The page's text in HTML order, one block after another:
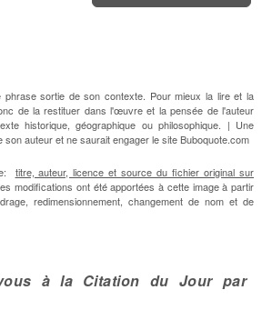
sortie de son contexte. Pour mieux la lire et la
de la restituer dans l'œuvre et la pensée de l'auteur
historique, géographique ou philosophique. | Une
son auteur et ne saurait engager le site Buboquote.com
titre, auteur, licence et source du fichier original sur
modifications ont été apportées à cette image à partir
redimensionnement, changement de nom et de
à la Citation du Jour par